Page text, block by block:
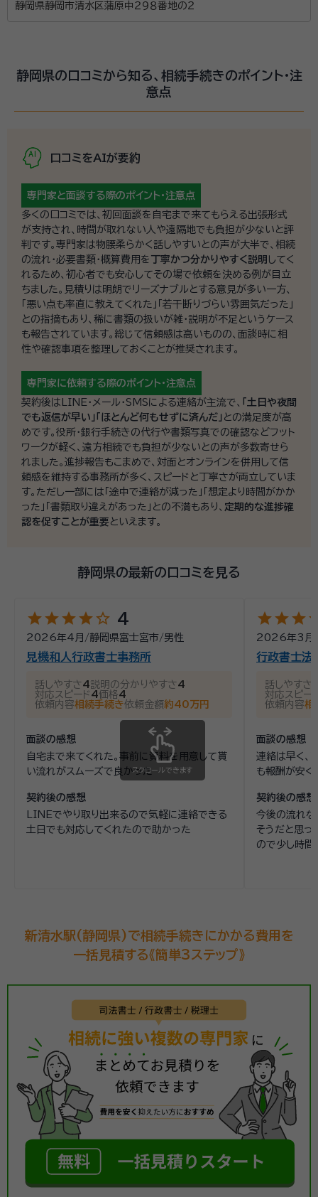
静岡県静岡市清水区蒲原中２９８番地の２
静岡県の口コミから知る、相続手続きのポイント・注
意点
口コミをAIが要約
専門家と面談する際のポイント・注意点
多くの口コミでは、初回面談を自宅まで来てもらえる出張形式
が支持され、時間が取れない人や遠隔地でも負担が少ないと評
判です。専門家は物腰柔らかく話しやすいとの声が大半で、相続
の流れ・必要書類・概算費用を 丁寧かつ分かりやすく説明 してく
れるため、初心者でも安心してその場で依頼を決める例が目立
ちました。見積りは明朗でリーズナブルとする意見が多い一方、
「悪い点も率直に教えてくれた」「若干断りづらい雰囲気だった」
との指摘もあり、稀に書類の扱いが雑・説明が不足というケース
も報告されています。総じて信頼感は高いものの、面談時に相
性や確認事項を整理しておくことが推奨されます。
専門家に依頼する際のポイント・注意点
契約後はLINE・メール・SMSによる連絡が主流で、 「土日や夜間
でも返信が早い」「ほとんど何もせずに済んだ」 との満足度が高
めです。役所・銀行手続きの代行や書類写真での確認などフット
ワークが軽く、遠方相続でも負担が少ないとの声が多数寄せら
れました。進捗報告もこまめで、対面とオンラインを併用して信
頼感を維持する事務所が多く、スピードと丁寧さが両立していま
す。ただし一部には「途中で連絡が減った」「想定より時間がかか
った」「書類取り違えがあった」との不満もあり、 定期的な進捗確
認を促すことが重要といえます。
静岡県の最新の口コミを見る
starstarstarstarstar_outline 4
2026年4月 /静岡県富士宮市/男性
見機和人行政書士事務所
話しやすさ4説明の分かりやすさ4
対応スピード 4価格4
依頼内容相続手続き依頼金額約40万円
面談の感想
自宅まで来てくれた。事前に資料を用意して貰
い流れがスムーズで良かった
契約後の感想
LINEでやり取り出来るので気軽に連絡できる
土日でも対応してくれたので助かった
starstarstar
2026年3月
行政書士法
話しやすさ
対応スピー
依頼内容相
面談の感想
連絡は早く、
も報酬が安く
契約後の感想
今後の流れな
そうだと思っ
ので少し時間
スクロールできます
新清水駅(静岡県)で相続手続きにかかる費用を
一括見積する《簡単3ステップ》